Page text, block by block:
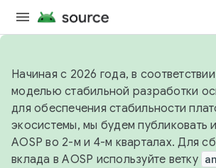
Начиная с 2026 года, в
моделью стабильной разработки
для обеспечения стабильности
экосистемы, мы будем публиковать
AOSP во 2-м и 4-м кварталах. Для
вклада в AOSP используйте ветку